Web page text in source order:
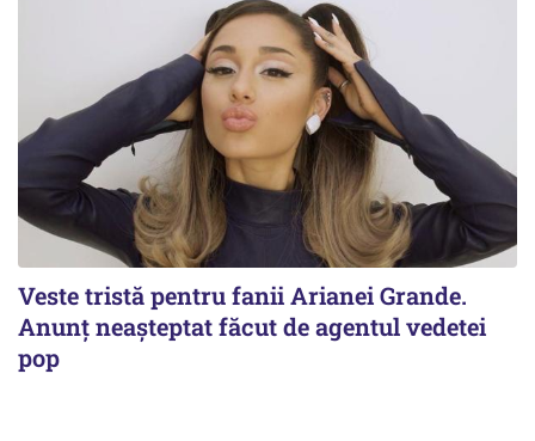
Veste tristă pentru fanii Arianei Grande.
Anunț neașteptat făcut de agentul vedetei
pop